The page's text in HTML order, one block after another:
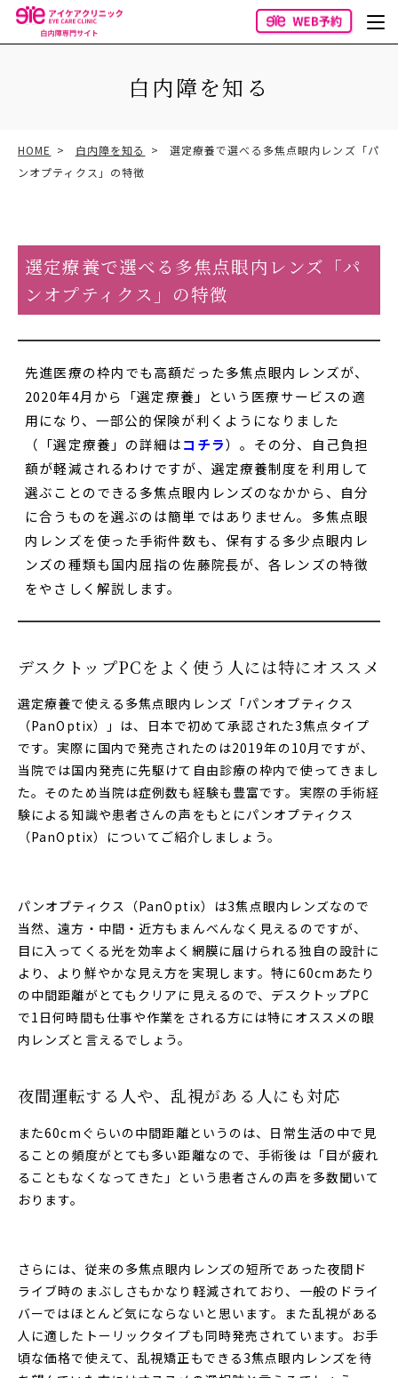
白内障を知る
HOME 白内障を知る
選定療養で選べる多焦点眼内レンズ「パ
ンオプティクス」の特徴
選定療養で選べる多焦点眼内レンズ「パ
ンオプティクス」の特徴
先進医療の枠内でも高額だった多焦点眼内レンズが、
2020年4月から「選定療養」という医療サービスの適
用になり、一部公的保険が利くようになりました
（「選定療養」の詳細はコチラ）。その分、自己負担
額が軽減されるわけですが、選定療養制度を利用して
選ぶことのできる多焦点眼内レンズのなかから、自分
に合うものを選ぶのは簡単ではありません。多焦点眼
内レンズを使った手術件数も、保有する多少点眼内レ
ンズの種類も国内屈指の佐藤院長が、各レンズの特徴
をやさしく解説します。
デスクトップPCをよく使う人には特にオススメ
選定療養で使える多焦点眼内レンズ「パンオプティクス
（PanOptix）」は、日本で初めて承認された3焦点タイプ
です。実際に国内で発売されたのは2019年の10月ですが、
当院では国内発売に先駆けて自由診療の枠内で使ってきまし
た。そのため当院は症例数も経験も豊富です。実際の手術経
験による知識や患者さんの声をもとにパンオプティクス
（PanOptix）についてご紹介しましょう。
パンオプティクス（PanOptix）は3焦点眼内レンズなので
当然、遠方・中間・近方もまんべんなく見えるのですが、
目に入ってくる光を効率よく網膜に届けられる独自の設計に
より、より鮮やかな見え方を実現します。特に60cmあたり
の中間距離がとてもクリアに見えるので、デスクトップPC
で1日何時間も仕事や作業をされる方には特にオススメの眼
内レンズと言えるでしょう。
夜間運転する人や、乱視がある人にも対応
また60cmぐらいの中間距離というのは、日常生活の中で見
ることの頻度がとても多い距離なので、手術後は「目が疲れ
ることもなくなってきた」という患者さんの声を多数聞いて
おります。
さらには、従来の多焦点眼内レンズの短所であった夜間ド
ライブ時のまぶしさもかなり軽減されており、一般のドライ
バーではほとんど気にならないと思います。また乱視がある
人に適したトーリックタイプも同時発売されています。お手
頃な価格で使えて、乱視矯正もできる3焦点眼内レンズを待